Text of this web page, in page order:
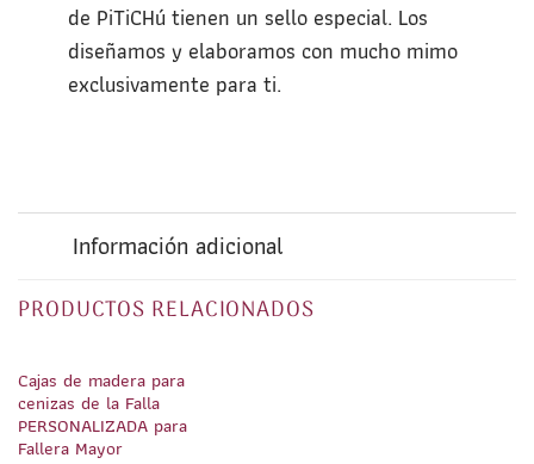
de PiTiCHú tienen un sello especial. Los
diseñamos y elaboramos con mucho mimo
exclusivamente para ti.
Información adicional
PRODUCTOS RELACIONADOS
Cajas de madera para
cenizas de la Falla
PERSONALIZADA para
Fallera Mayor